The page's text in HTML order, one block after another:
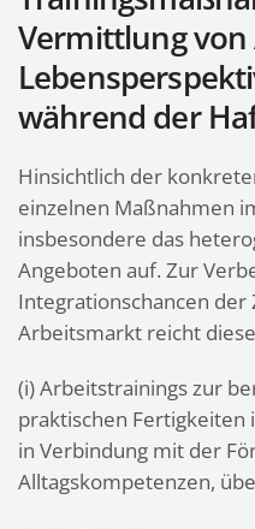
Vermittlung von
während der
Hinsichtlich der
einzelnen Maßnahmen
insbesondere das
Angeboten auf. Zur
Integrationschancen der
Arbeitsmarkt reicht
(i) Arbeitstrainings zur
praktischen Fertigkeiten
in Verbindung mit der
Alltagskompetenzen,